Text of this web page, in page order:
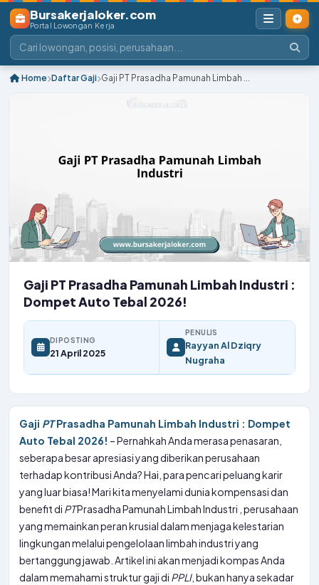
Bursakerjaloker.com
Portal Lowongan Kerja
Home Daftar Gaji Gaji PT Prasadha Pamunah Limbah ...
Gaji PT Prasadha Pamunah Limbah Industri :
Dompet Auto Tebal 2026!
DIPOSTING
21 April 2025
PENULIS
Rayyan Al Dziqry
Nugraha
Gaji PTPrasadha Pamunah Limbah Industri : Dompet
Auto Tebal 2026! – Pernahkah Anda merasa penasaran,
seberapa besar apresiasi yang diberikan perusahaan
terhadap kontribusi Anda? Hai, para pencari peluang karir
yang luar biasa! Mari kita menyelami dunia kompensasi dan
benefit di PTPrasadha Pamunah Limbah Industri , perusahaan
yang memainkan peran krusial dalam menjaga kelestarian
lingkungan melalui pengelolaan limbah industri yang
bertanggung jawab. Artikel ini akan menjadi kompas Anda
dalam memahami struktur gaji di PPLI, bukan hanya sekadar